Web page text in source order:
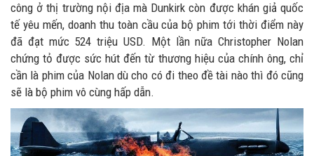
công ở thị trường nội địa mà Dunkirk còn được khán giả quốc
tế yêu mến, doanh thu toàn cầu của bộ phim tới thời điểm này
đã đạt mức 524 triệu USD. Một lần nữa Christopher Nolan
chứng tỏ được sức hút đến từ thương hiệu của chính ông, chỉ
cần là phim của Nolan dù cho có đi theo đề tài nào thì đó cũng
sẽ là bộ phim vô cùng hấp dẫn.